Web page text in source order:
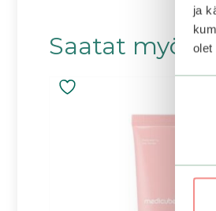
ja
olet
Saatat myös